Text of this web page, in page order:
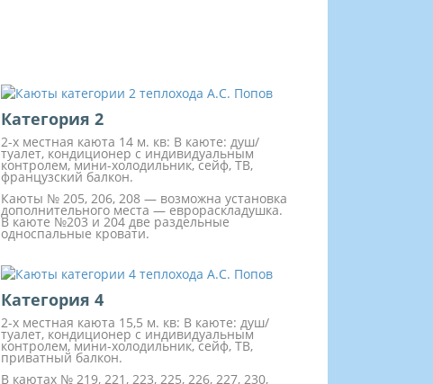
Категория 2
2-х местная каюта 14 м. кв: В каюте: душ/
туалет, кондиционер с индивидуальным
контролем, мини-холодильник, сейф, ТВ,
французский балкон.
Каюты № 205, 206, 208 — возможна установка
дополнительного места — еврораскладушка.
В каюте №203 и 204 две раздельные
односпальные кровати.
Категория 4
2-х местная каюта 15,5 м. кв: В каюте: душ/
туалет, кондиционер с индивидуальным
контролем, мини-холодильник, сейф, ТВ,
приватный балкон.
В каютах № 219, 221, 223, 225, 226, 227, 230,